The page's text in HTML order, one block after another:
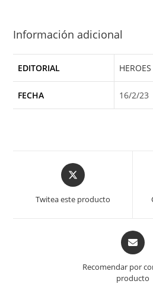
Información adicional
EDITORIAL HEROES
FECHA 16/2/23
Opens
in
new
Twitea este producto
Opens
in
new
Recomendar por
producto